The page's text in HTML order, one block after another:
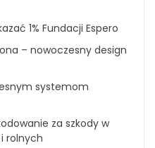
1% Fundacji Espero
– nowoczesny design
systemom
za szkody w
rolnych